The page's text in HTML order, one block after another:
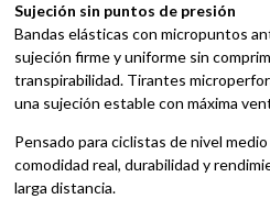
Sujeción sin puntos de presión
Bandas elásticas con micropuntos
sujeción firme y uniforme sin
transpirabilidad. Tirantes
una sujeción estable con máxima
Pensado para ciclistas de nivel
comodidad real, durabilidad y
larga distancia.